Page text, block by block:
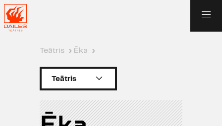
Teātris › Ēka ›
Teātris